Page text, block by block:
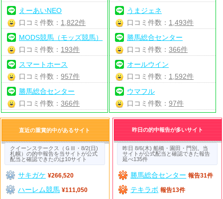
えーあいNEO
口コミ件数： 1,822件
MODS競馬（モッズ競馬）
口コミ件数： 193件
スマートホース
口コミ件数：957件
勝馬総合センター
口コミ件数：366件
うまジェネ
口コミ件数： 1,493件
勝馬総合センター
口コミ件数： 366件
オールウイン
口コミ件数： 1,592件
ウマフル
口コミ件数： 97件
直近の重賞的中があるサイト
クイーンステークス（ＧⅢ・8/2(日)
札幌）の的中報告を当サイトが公式
配当と確認できたのは10サイト
サキガケ ¥266,520
ハーレム競馬 ¥111,050
昨日の的中報告が多いサイト
昨日 8/6(木) 船橋・園田・門別。当
サイトが公式配当と確認できた報告
延べ135件
勝馬総合センター 報告31件
テキラボ 報告13件